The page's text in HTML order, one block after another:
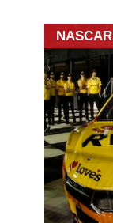
NASCAR